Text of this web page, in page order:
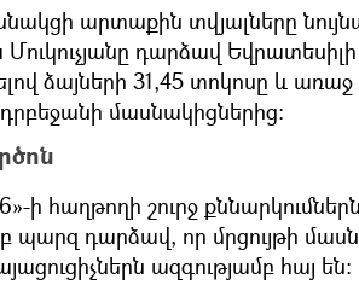
արտաքին տվյալները
դարձավ Եվրատեսիլի
ձայների 31,45 տոկոսը և առաջ
մասնակիցներից:
ի հաղթողի շուրջ
պարզ դարձավ, որ մրցույթի
ազգությամբ հայ են: